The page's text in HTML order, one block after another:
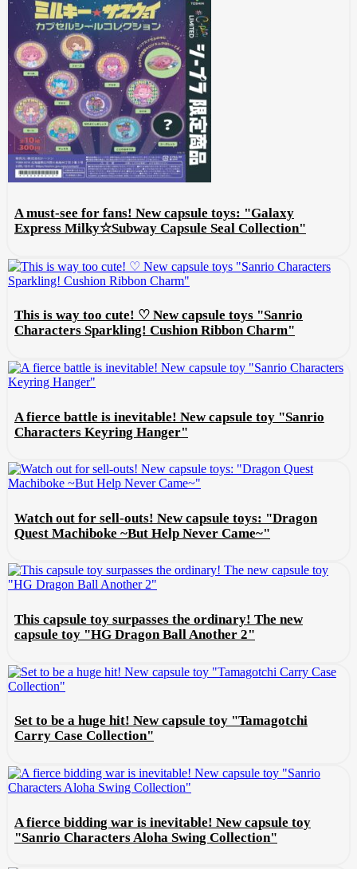
A must-see for fans! New capsule toys: "Galaxy
Express Milky☆Subway Capsule Seal Collection"
This is way too cute! ♡ New capsule toys "Sanrio
Characters Sparkling! Cushion Ribbon Charm"
A fierce battle is inevitable! New capsule toy "Sanrio
Characters Keyring Hanger"
Watch out for sell-outs! New capsule toys: "Dragon
Quest Machiboke ~But Help Never Came~"
This capsule toy surpasses the ordinary! The new
capsule toy "HG Dragon Ball Another 2"
Set to be a huge hit! New capsule toy "Tamagotchi
Carry Case Collection"
A fierce bidding war is inevitable! New capsule toy
"Sanrio Characters Aloha Swing Collection"